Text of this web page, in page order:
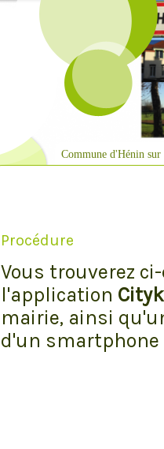
Commune d'Hénin sur
Procédure
Vous trouverez
l'application
mairie, ainsi
d'un smartphone